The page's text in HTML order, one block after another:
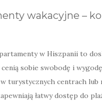
wakacyjne –
w Hiszpanii to
sobie swobodę i
turystycznych centrach lub
łatwy dostęp do